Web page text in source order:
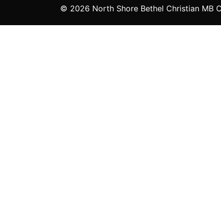
© 2026 North Shore Bethel Christian MB